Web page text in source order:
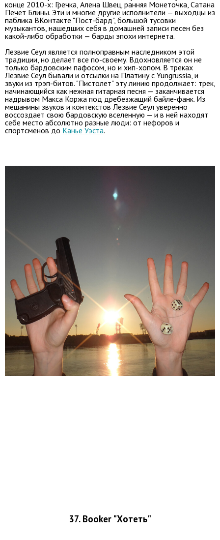
конце 2010-х: Гречка, Алена Швец, ранняя Монеточка, Сатана
Печет Блины. Эти и многие другие исполнители — выходцы из
паблика ВКонтакте "Пост-бард", большой тусовки
музыкантов, нашедших себя в домашней записи песен без
какой-либо обработки — барды эпохи интернета.
Лезвие Сеул является полноправным наследником этой
традиции, но делает все по-своему. Вдохновляется он не
только бардовским пафосом, но и хип-хопом. В треках
Лезвие Сеул бывали и отсылки на Платину с Yungrussia, и
звуки из трэп-битов. "Пистолет" эту линию продолжает: трек,
начинающийся как нежная гитарная песня — заканчивается
надрывом Макса Коржа под дребезжащий байле-фанк. Из
мешанины звуков и контекстов Лезвие Сеул уверенно
воссоздает свою бардовскую вселенную — и в ней находят
себе место абсолютно разные люди: от нефоров и
спортсменов до Канье Уэста.
37. Booker "Хотеть"